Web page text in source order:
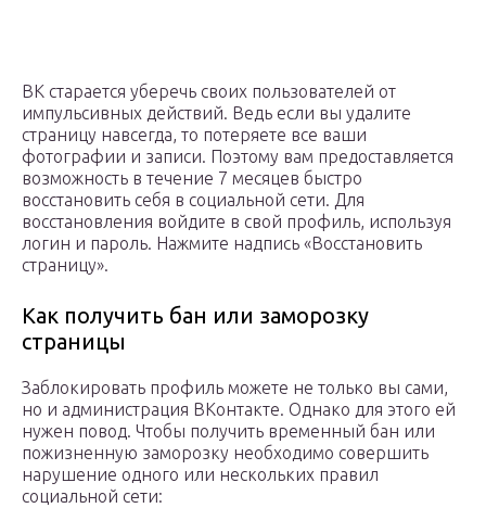
ВК старается уберечь своих пользователей от
импульсивных действий. Ведь если вы удалите
страницу навсегда, то потеряете все ваши
фотографии и записи. Поэтому вам предоставляется
возможность в течение 7 месяцев быстро
восстановить себя в социальной сети. Для
восстановления войдите в свой профиль, используя
логин и пароль. Нажмите надпись «Восстановить
страницу».
Как получить бан или заморозку
страницы
Заблокировать профиль можете не только вы сами,
но и администрация ВКонтакте. Однако для этого ей
нужен повод. Чтобы получить временный бан или
пожизненную заморозку необходимо совершить
нарушение одного или нескольких правил
социальной сети: